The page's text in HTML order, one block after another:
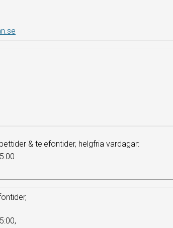
& telefontider, helgfria vardagar: